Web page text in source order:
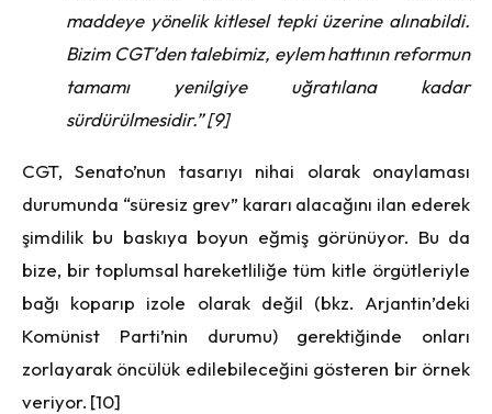
maddeye yönelik kitlesel tepki üzerine alınabildi.
Bizim CGT’den talebimiz, eylem hattının reformun
tamamı yenilgiye uğratılana kadar
sürdürülmesidir.” [9]
CGT, Senato’nun tasarıyı nihai olarak onaylaması
durumunda “süresiz grev” kararı alacağını ilan ederek
şimdilik bu baskıya boyun eğmiş görünüyor. Bu da
bize, bir toplumsal hareketliliğe tüm kitle örgütleriyle
bağı koparıp izole olarak değil (bkz. Arjantin’deki
Komünist Parti’nin durumu) gerektiğinde onları
zorlayarak öncülük edilebileceğini gösteren bir örnek
veriyor. [10]